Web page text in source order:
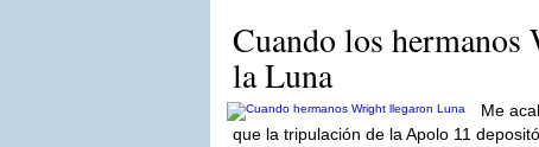
Cuando los
la Luna
Me
que la tripulación de la Apolo 11